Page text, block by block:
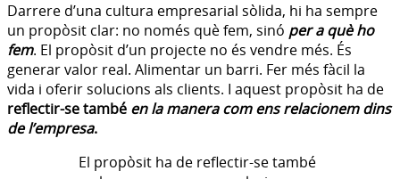
Darrere d’una cultura empresarial sòlida, hi ha sempre
un propòsit clar: no només què fem, sinó per a què ho
fem. El propòsit d’un projecte no és vendre més. És
generar valor real. Alimentar un barri. Fer més fàcil la
vida i oferir solucions als clients. I aquest propòsit ha de
reflectir-se també en la manera com ens relacionem dins
de l’empresa.
El propòsit ha de reflectir-se també